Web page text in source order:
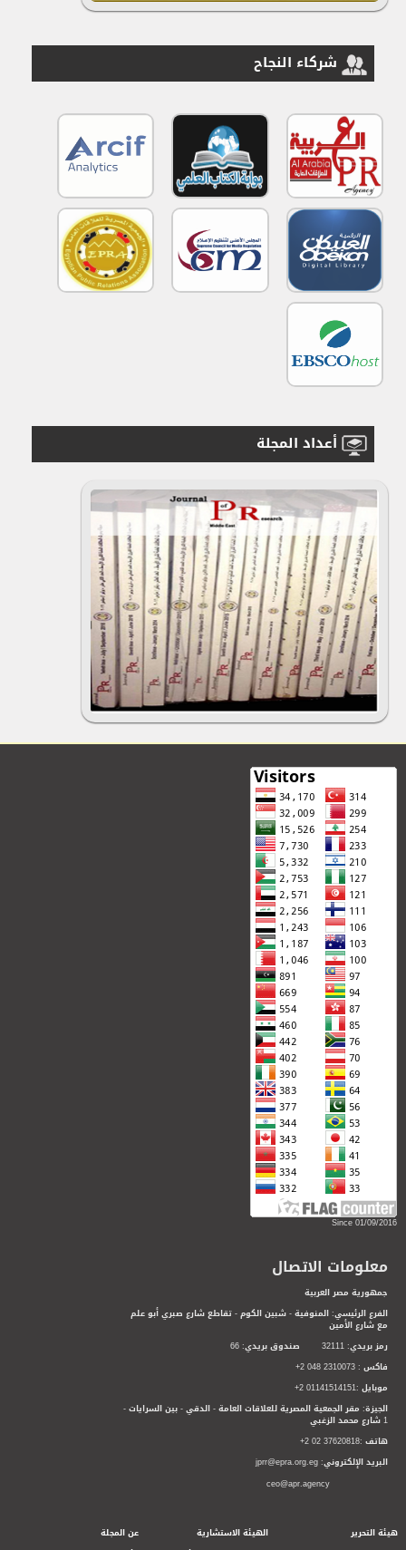
شركاء النجاح
أعداد المجلة
Since 01/09/2016
معلومات الاتصال
جمهورية مصر العربية
الفرع الرئيسي: المنوفية - شبين الكوم - تقاطع شارع صبري أبو علم
مع شارع الأمين
رمز بريدي: 32111 صندوق بريدي: 66
فاكس : 2310073 048 2+
موبايل :01141514151 2+
الجيزة: مقر الجمعية المصرية للعلاقات العامة - الدقي - بين السرايات -
1 شارع محمد الزغبي
هاتف :37620818 02 2+
البريد الإلكتروني: jprr@epra.org.eg
هيئة التحرير الهيئة الاستشارية
عن المجلة